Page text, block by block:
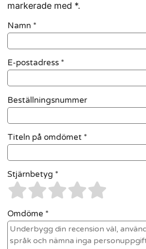
markerade med *.
Namn *
E-postadress *
Beställningsnummer
Titeln på omdömet *
Stjärnbetyg *
Omdöme *